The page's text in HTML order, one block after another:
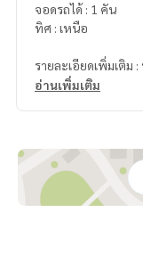
จอดรถได้ : 1 คัน
ทิศ : เหนือ
รายละเอียดเพิ่มเติม
ห้างเดอะมอลล์บางแ
ใกล้มหาวิทยาลัยสยาม
ใกล้ รพ เกษมราษฏร์
อ่านเพิ่มเติม